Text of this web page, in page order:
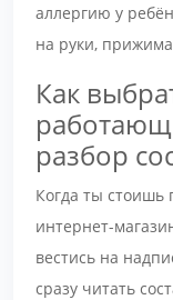
аллергию у
на руки,
Как
разбор
Когда ты стоишь
интернет-
вестись на
сразу читать